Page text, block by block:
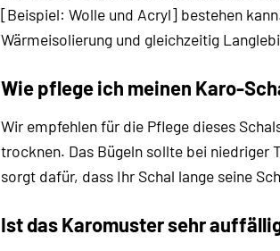
[Beispiel: Wolle und Acryl] bestehen
Wärmeisolierung und gleichzeitig
Wie pflege ich meinen Karo-
Wir empfehlen für die Pflege dieses
trocknen. Das Bügeln sollte bei niedriger
sorgt dafür, dass Ihr Schal lange seine
Ist das Karomuster sehr